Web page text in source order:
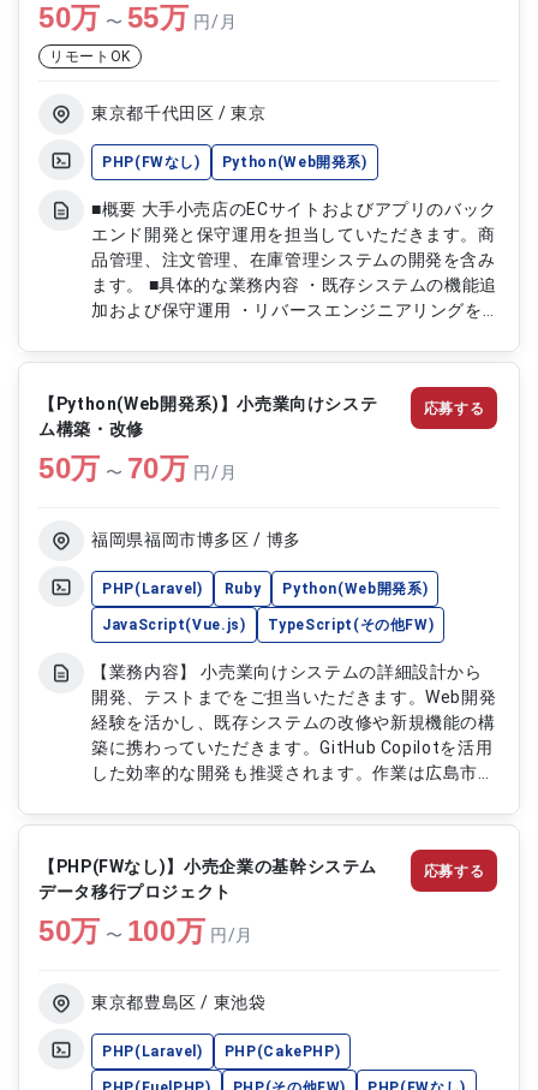
イト開発および設計 ・テスト計画策定および実施
・アプリケーションリリースおよび保守対応
50万 〜 55万 円/月
リモートOK
東京都千代田区 / 東京
PHP(FWなし) Python(Web開発系)
■概要 大手小売店のECサイトおよびアプリのバック
エンド開発と保守運用を担当していただきます。商
品管理、注文管理、在庫管理システムの開発を含み
ます。 ■具体的な業務内容 ・既存システムの機能追
加および保守運用 ・リバースエンジニアリングを
および実施 ・ドキュメント作成およびチームでの
【Python(Web開発系)】小売業向けシステ
ム構築・改修
50万 〜 70万 円/月
福岡県福岡市博多区 / 博多
PHP(Laravel) Ruby Python(Web開発系)
JavaScript(Vue.js) TypeScript(その他FW)
【業務内容】 小売業向けシステムの詳細設計から
開発、テストまでをご担当いただきます。Web開発
経験を活かし、既存システムの改修や新規機能の構
築に携わっていただきます。GitHub Copilotを活用
した効率的な開発も推奨されます。作業は広島市中
向けシステムの詳細設計 ・Web開発による機能実
装 ・単体テスト、結合テストの実施 ・既存システ
ムの改修対応 ・GitHub Copilotを用いた効率的な開
発
応募する
【PHP(FWなし)】小売企業の基幹システム
データ移行プロジェクト
50万 〜 100万 円/月
東京都豊島区 / 東池袋
PHP(Laravel) PHP(CakePHP)
応募する